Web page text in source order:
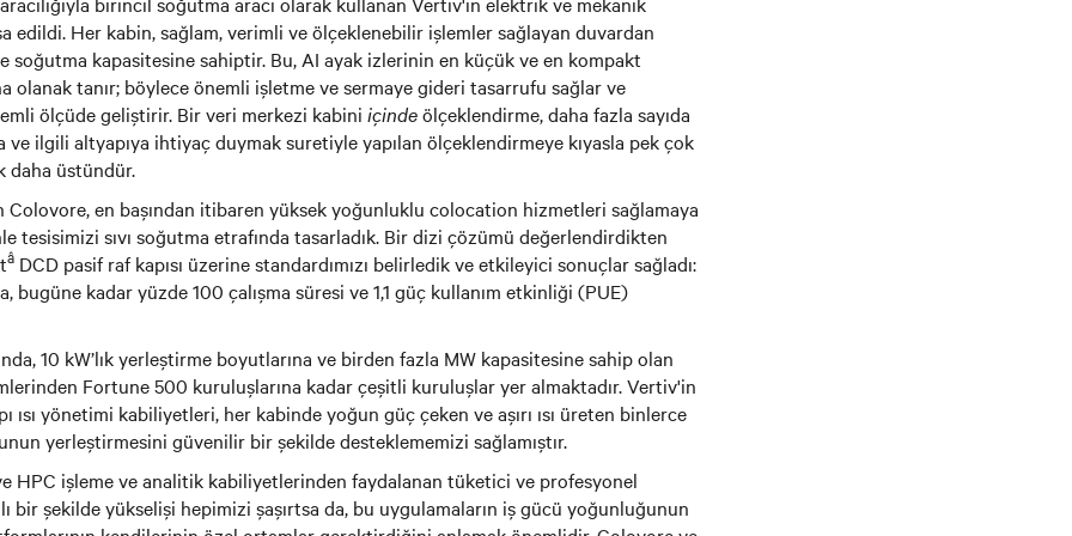
edildi. Her kabin, sağlam, verimli ve ölçeklenebilir işlemler sağlayan duvardan
soğutma kapasitesine sahiptir. Bu, AI ayak izlerinin en küçük ve en kompakt
olanak tanır; böylece önemli işletme ve sermaye gideri tasarrufu sağlar ve
ölçüde geliştirir. Bir veri merkezi kabini içindeölçeklendirme, daha fazla sayıda
ve ilgili altyapıya ihtiyaç duymak suretiyle yapılan ölçeklendirmeye kıyasla pek çok
daha üstündür.
Colovore, en başından itibaren yüksek yoğunluklu colocation hizmetleri sağlamaya
tesisimizi sıvı soğutma etrafında tasarladık. Bir dizi çözümü değerlendirdikten
â DCD pasif raf kapısı üzerine standardımızı belirledik ve etkileyici sonuçlar sağladı:
bugüne kadar yüzde 100 çalışma süresi ve 1,1 güç kullanım etkinliği (PUE)
10 kW’lık yerleştirme boyutlarına ve birden fazla MW kapasitesine sahip olan
Fortune 500 kuruluşlarına kadar çeşitli kuruluşlar yer almaktadır. Vertiv'in
ısı yönetimi kabiliyetleri, her kabinde yoğun güç çeken ve aşırı ısı üreten binlerce
yerleştirmesini güvenilir bir şekilde desteklememizi sağlamıştır.
HPC işleme ve analitik kabiliyetlerinden faydalanan tüketici ve profesyonel
bir şekilde yükselişi hepimizi şaşırtsa da, bu uygulamaların iş gücü yoğunluğunun